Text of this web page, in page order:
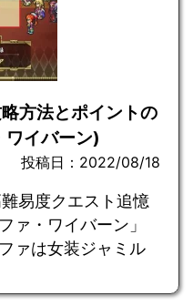
方法とポイントの
イバーン)
投稿日：2022/08/18
易度クエスト追憶
ァ・ワイバーン」
ァは女装ジャミル